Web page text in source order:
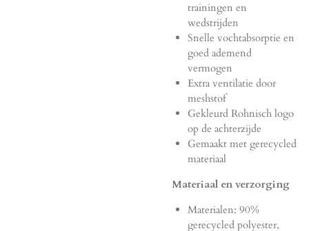
trainingen en
wedstrijden
Snelle vochtabsorptie en
goed ademend
vermogen
Extra ventilatie door
meshstof
Gekleurd Rohnisch logo
op de achterzijde
Gemaakt met gerecycled
materiaal
Materiaal en verzorging
Materialen: 90%
gerecycled polyester,